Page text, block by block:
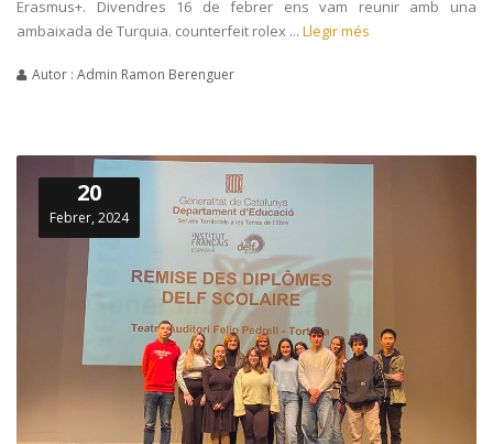
Erasmus+. Divendres 16 de febrer ens vam reunir amb una
ambaixada de Turquia. counterfeit rolex ... Llegir més
Autor : Admin Ramon Berenguer
20
Febrer, 2024